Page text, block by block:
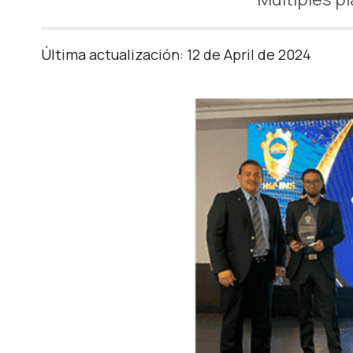
Última actualización: 12 de April de 2024